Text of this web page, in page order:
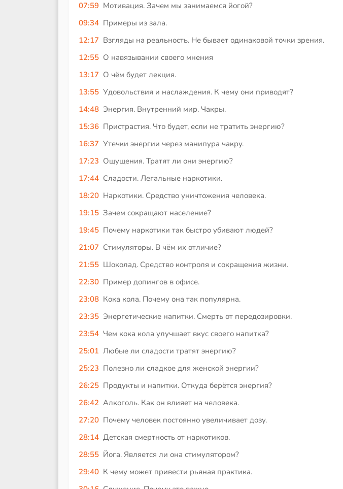
07:59 Мотивация. Зачем мы занимаемся йогой?
09:34 Примеры из зала.
12:17 Взгляды на реальность. Не бывает одинаковой точки зрения.
12:55 О навязывании своего мнения
13:17 О чём будет лекция.
13:55 Удовольствия и наслаждения. К чему они приводят?
14:48 Энергия. Внутренний мир. Чакры.
15:36 Пристрастия. Что будет, если не тратить энергию?
16:37 Утечки энергии через манипура чакру.
17:23 Ощущения. Тратят ли они энергию?
17:44 Сладости. Легальные наркотики.
18:20 Наркотики. Средство уничтожения человека.
19:15 Зачем сокращают население?
19:45 Почему наркотики так быстро убивают людей?
21:07 Стимуляторы. В чём их отличие?
21:55 Шоколад. Средство контроля и сокращения жизни.
22:30 Пример допингов в офисе.
23:08 Кока кола. Почему она так популярна.
23:35 Энергетические напитки. Смерть от передозировки.
23:54 Чем кока кола улучшает вкус своего напитка?
25:01 Любые ли сладости тратят энергию?
25:23 Полезно ли сладкое для женской энергии?
26:25 Продукты и напитки. Откуда берётся энергия?
26:42 Алкоголь. Как он влияет на человека.
27:20 Почему человек постоянно увеличивает дозу.
28:14 Детская смертность от наркотиков.
28:55 Йога. Является ли она стимулятором?
29:40 К чему может привести рьяная практика.